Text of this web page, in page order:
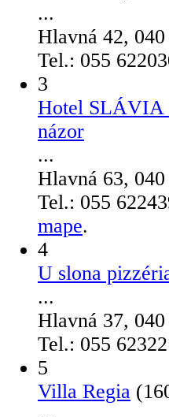
...
Hlavná 42,
Tel.: 055
3
Hotel
názor
...
Hlavná 63,
Tel.: 055
mape.
4
U slona
...
Hlavná 37,
Tel.: 055
5
Villa Regia